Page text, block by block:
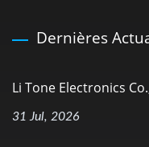
Dernières
Li Tone Electronics
31 Jul, 2026